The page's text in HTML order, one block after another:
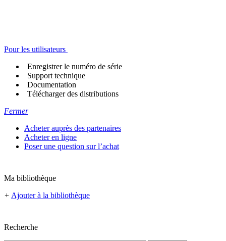
Pour les utilisateurs
Enregistrer le numéro de série
Support technique
Documentation
Télécharger des distributions
Fermer
Acheter auprès des partenaires
Acheter en ligne
Poser une question sur l’achat
Ma bibliothèque
+ Ajouter à la bibliothèque
Recherche